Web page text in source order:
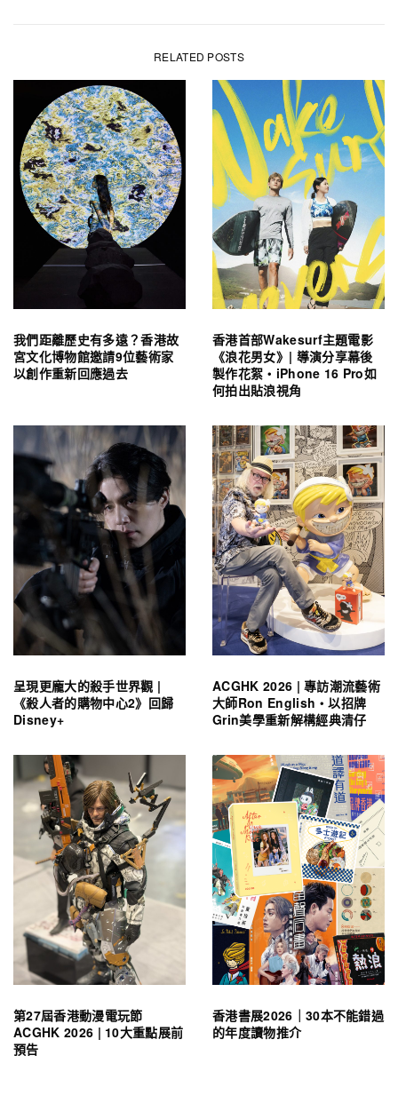
RELATED POSTS
我們距離歷史有多遠？香港故
宮文化博物館邀請9位藝術家
以創作重新回應過去
香港首部Wakesurf主題電影
《浪花男女》| 導演分享幕後
製作花絮・iPhone 16 Pro如
何拍出貼浪視角
呈現更龐大的殺手世界觀 |
《殺人者的購物中心2》回歸
Disney+
ACGHK 2026 | 專訪潮流藝術
大師Ron English・以招牌
Grin美學重新解構經典清仔
第27屆香港動漫電玩節
ACGHK 2026 | 10大重點展前
預告
香港書展2026｜30本不能錯過
的年度讀物推介